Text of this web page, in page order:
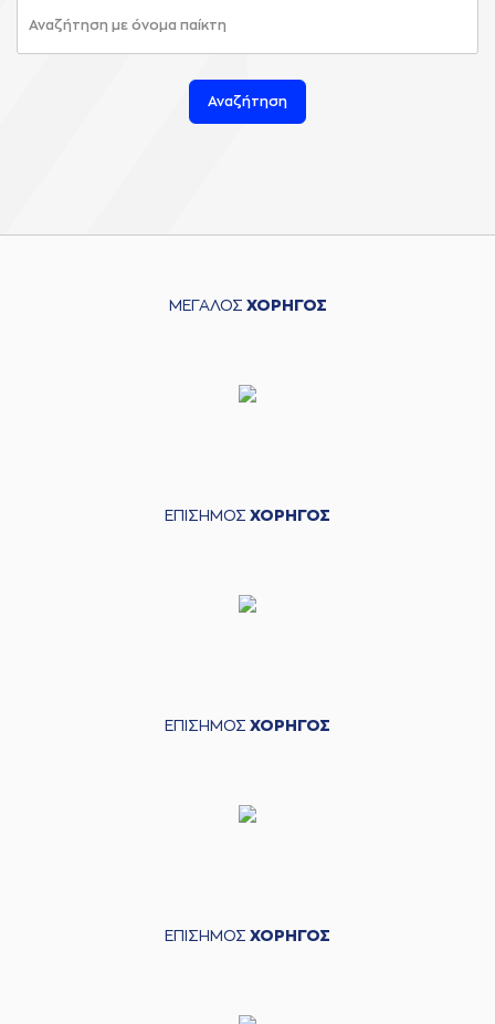
Αναζήτηση
ΜΕΓΑΛΟΣ ΧΟΡΗΓΟΣ
ΕΠΙΣΗΜΟΣ ΧΟΡΗΓΟΣ
ΕΠΙΣΗΜΟΣ ΧΟΡΗΓΟΣ
ΕΠΙΣΗΜΟΣ ΧΟΡΗΓΟΣ